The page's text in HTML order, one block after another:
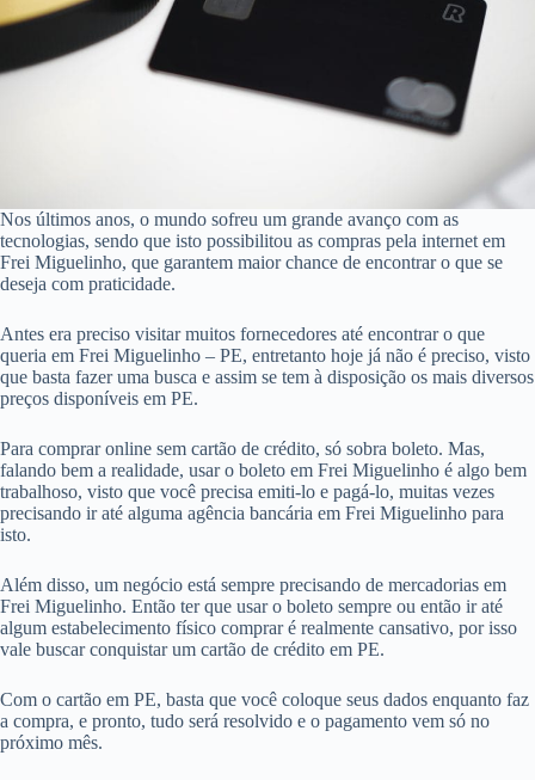
Nos últimos anos, o mundo sofreu um grande avanço com as
tecnologias, sendo que isto possibilitou as compras pela internet em
Frei Miguelinho, que garantem maior chance de encontrar o que se
deseja com praticidade.
Antes era preciso visitar muitos fornecedores até encontrar o que
queria em Frei Miguelinho – PE, entretanto hoje já não é preciso, visto
que basta fazer uma busca e assim se tem à disposição os mais diversos
preços disponíveis em PE.
Para comprar online sem cartão de crédito, só sobra boleto. Mas,
falando bem a realidade, usar o boleto em Frei Miguelinho é algo bem
trabalhoso, visto que você precisa emiti-lo e pagá-lo, muitas vezes
precisando ir até alguma agência bancária em Frei Miguelinho para
isto.
Além disso, um negócio está sempre precisando de mercadorias em
Frei Miguelinho. Então ter que usar o boleto sempre ou então ir até
algum estabelecimento físico comprar é realmente cansativo, por isso
vale buscar conquistar um cartão de crédito em PE.
Com o cartão em PE, basta que você coloque seus dados enquanto faz
a compra, e pronto, tudo será resolvido e o pagamento vem só no
próximo mês.